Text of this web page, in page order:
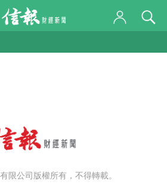
限公司版權所有，不得轉載。